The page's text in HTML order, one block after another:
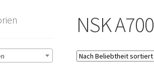
NSK A700